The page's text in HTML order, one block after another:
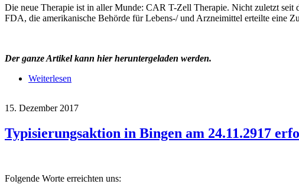
Die neue Therapie ist in aller Munde: CAR T-Zell Therapie. Nicht zuletzt
FDA, die amerikanische Behörde für Lebens-/ und Arzneimittel erteilte eine
Der ganze Artikel kann hier heruntergeladen werden.
Weiterlesen
15. Dezember 2017
Typisierungsaktion in Bingen am 24.11.2917
Folgende Worte erreichten uns: